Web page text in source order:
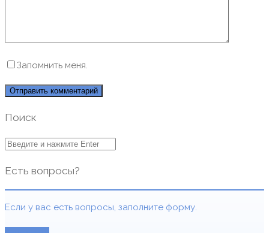
Запомнить меня.
Поиск
Есть вопросы?
Если у вас есть вопросы, заполните форму.